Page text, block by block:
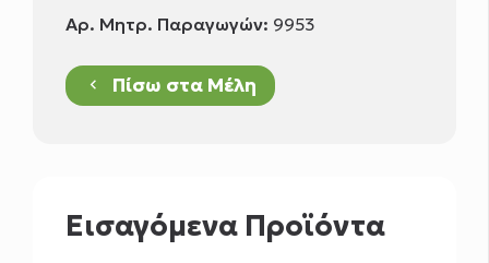
Αρ. Μητρ. Παραγωγών: 9953
keyboard_arrow_left Πίσω στα Μέλη
Εισαγόμενα Προϊόντα